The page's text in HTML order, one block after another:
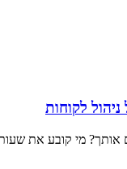
לקוחות
מי קובע את